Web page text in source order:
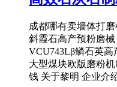
成都哪有卖墙体打
斜霞石高产预粉磨
VCU743Lβ鳞石英高
大型煤块欧版磨粉
钱 关于黎明 企业介